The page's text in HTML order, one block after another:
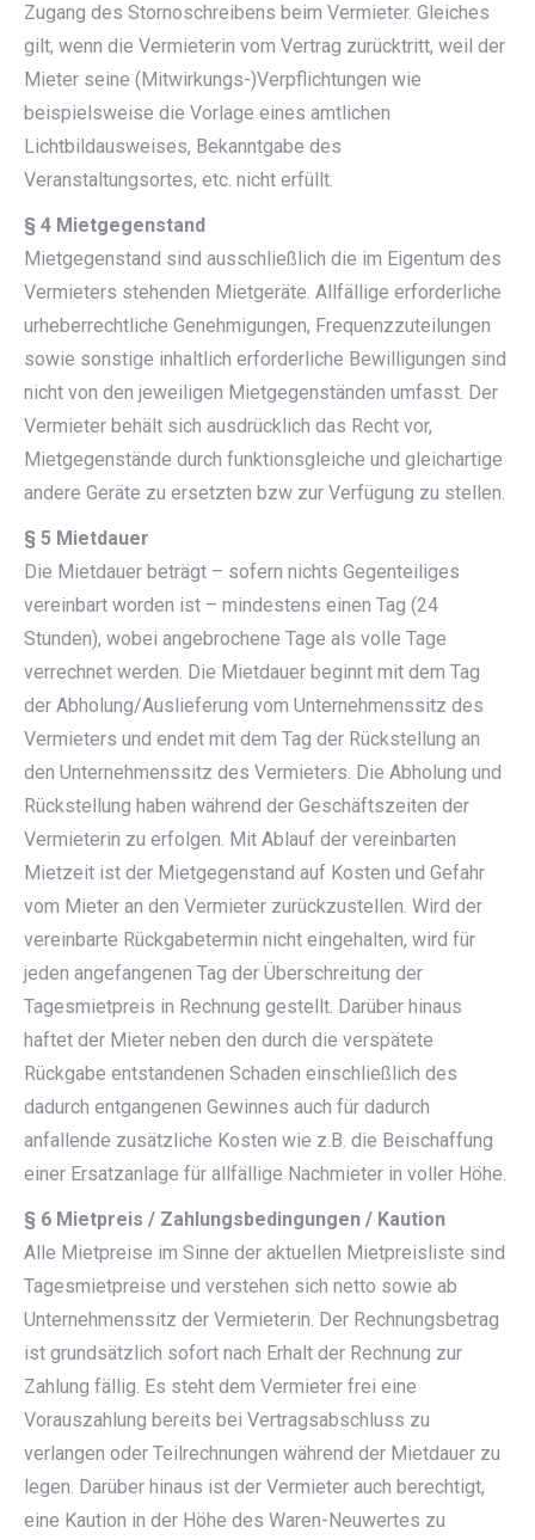
Zugang des Stornoschreibens beim Vermieter. Gleiches
gilt, wenn die Vermieterin vom Vertrag zurücktritt, weil der
Mieter seine (Mitwirkungs-)Verpflichtungen wie
beispielsweise die Vorlage eines amtlichen
Lichtbildausweises, Bekanntgabe des
Veranstaltungsortes, etc. nicht erfüllt.
§ 4 Mietgegenstand
Mietgegenstand sind ausschließlich die im Eigentum des
Vermieters stehenden Mietgeräte. Allfällige erforderliche
urheberrechtliche Genehmigungen, Frequenzzuteilungen
sowie sonstige inhaltlich erforderliche Bewilligungen sind
nicht von den jeweiligen Mietgegenständen umfasst. Der
Vermieter behält sich ausdrücklich das Recht vor,
Mietgegenstände durch funktionsgleiche und gleichartige
andere Geräte zu ersetzten bzw zur Verfügung zu stellen.
§ 5 Mietdauer
Die Mietdauer beträgt – sofern nichts Gegenteiliges
vereinbart worden ist – mindestens einen Tag (24
Stunden), wobei angebrochene Tage als volle Tage
verrechnet werden. Die Mietdauer beginnt mit dem Tag
der Abholung/Auslieferung vom Unternehmenssitz des
Vermieters und endet mit dem Tag der Rückstellung an
den Unternehmenssitz des Vermieters. Die Abholung und
Rückstellung haben während der Geschäftszeiten der
Vermieterin zu erfolgen. Mit Ablauf der vereinbarten
Mietzeit ist der Mietgegenstand auf Kosten und Gefahr
vom Mieter an den Vermieter zurückzustellen. Wird der
vereinbarte Rückgabetermin nicht eingehalten, wird für
jeden angefangenen Tag der Überschreitung der
Tagesmietpreis in Rechnung gestellt. Darüber hinaus
haftet der Mieter neben den durch die verspätete
Rückgabe entstandenen Schaden einschließlich des
dadurch entgangenen Gewinnes auch für dadurch
anfallende zusätzliche Kosten wie z.B. die Beischaffung
einer Ersatzanlage für allfällige Nachmieter in voller Höhe.
§ 6 Mietpreis / Zahlungsbedingungen / Kaution
Alle Mietpreise im Sinne der aktuellen Mietpreisliste sind
Tagesmietpreise und verstehen sich netto sowie ab
Unternehmenssitz der Vermieterin. Der Rechnungsbetrag
ist grundsätzlich sofort nach Erhalt der Rechnung zur
Zahlung fällig. Es steht dem Vermieter frei eine
Vorauszahlung bereits bei Vertragsabschluss zu
verlangen oder Teilrechnungen während der Mietdauer zu
legen. Darüber hinaus ist der Vermieter auch berechtigt,
eine Kaution in der Höhe des Waren-Neuwertes zu